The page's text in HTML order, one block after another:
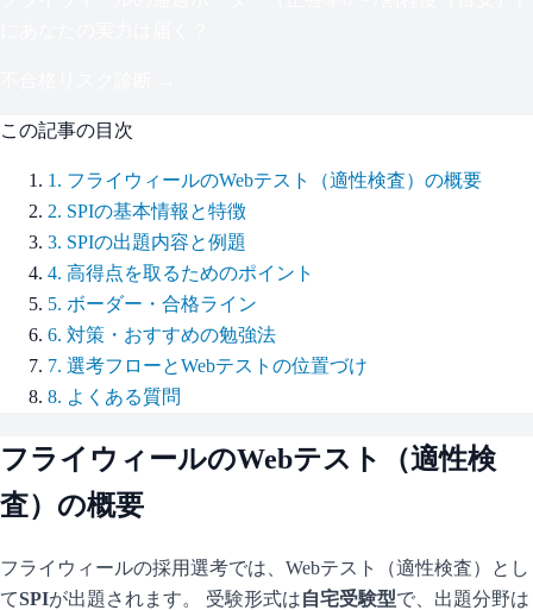
この記事の目次
1 . フライウィールのWebテスト（適性検査）の概要
2. SPIの基本情報と特徴
3. SPIの出題内容と例題
4. 高得点を取るためのポイント
5. ボーダー・合格ライン
6. 対策・おすすめの勉強法
7. 選考フローとWebテストの位置づけ
8. よくある質問
フライウィールのWebテスト（適性検
査）の概要
フライウィールの採用選考では、Webテスト（適性検査）とし
てSPIが出題されます。 受験形式は自宅受験型で、 出題分野は